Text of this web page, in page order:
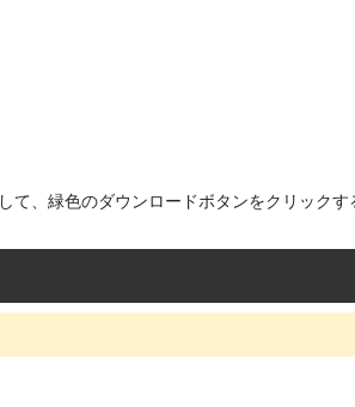
して、緑色のダウンロードボタンをクリック